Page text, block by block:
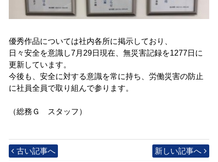
優秀作品については社内各所に掲示しており、
日々安全を意識し7月29日現在、無災害記録を1277日に
更新しています。
今後も、安全に対する意識を常に持ち、労働災害の防止
に社員全員で取り組んで参ります。
（総務Ｇ スタッフ）
古い記事へ 新しい記事へ